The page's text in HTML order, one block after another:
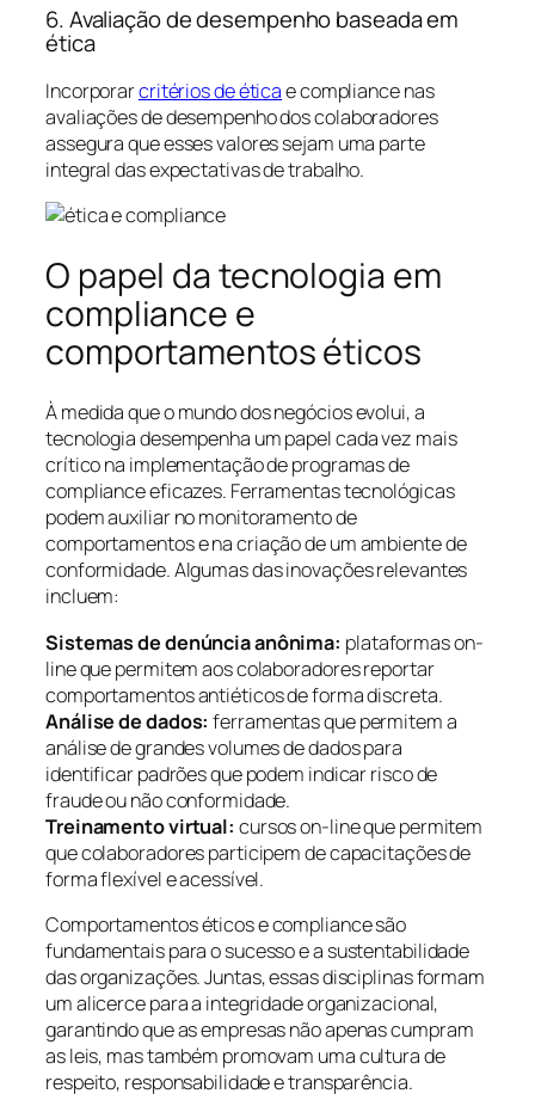
6. Avaliação de desempenho baseada em
ética
Incorporarcritérios de éticae compliance nas
avaliações de desempenho dos colaboradores
assegura que esses valores sejam uma parte
integral das expectativas de trabalho.
O papel da tecnologia em
compliance e
comportamentos éticos
À medida que o mundo dos negócios evolui, a
tecnologia desempenha um papel cada vez mais
crítico na implementação de programas de
compliance eficazes. Ferramentas tecnológicas
podem auxiliar no monitoramento de
comportamentos e na criação de um ambiente de
conformidade. Algumas das inovações relevantes
incluem:
Sistemas de denúncia anônima: plataformas on-
line que permitem aos colaboradores reportar
comportamentos antiéticos de forma discreta.
Análise de dados: ferramentas que permitem a
análise de grandes volumes de dados para
identificar padrões que podem indicar risco de
fraude ou não conformidade.
Treinamento virtual: cursos on-line que permitem
que colaboradores participem de capacitações de
forma flexível e acessível.
Comportamentos éticos e compliance são
fundamentais para o sucesso e a sustentabilidade
das organizações. Juntas, essas disciplinas formam
um alicerce para a integridade organizacional,
garantindo que as empresas não apenas cumpram
as leis, mas também promovam uma cultura de
respeito, responsabilidade e transparência.